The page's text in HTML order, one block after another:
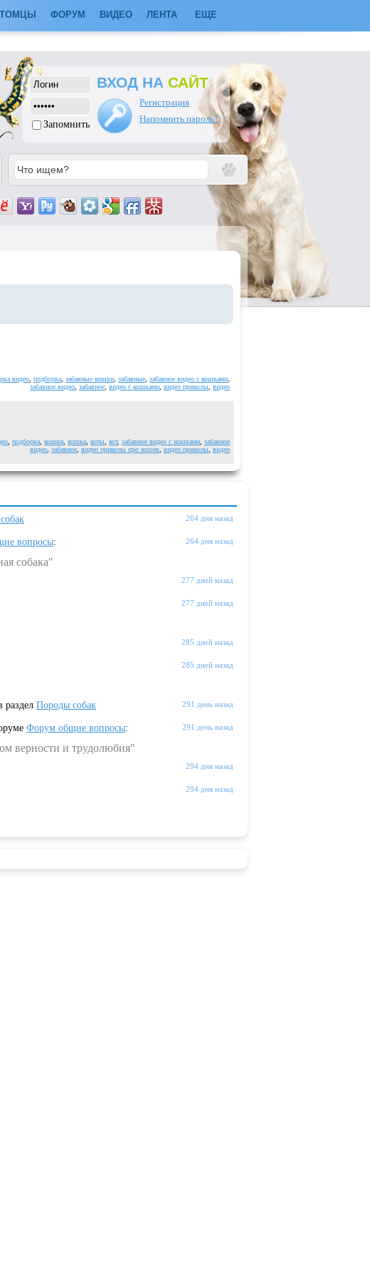
ФОРУМ ВИДЕО ЛЕНТА ЕЩЕ
Запомнить
ВХОД НА САЙТ
Регистрация
Напомнить пароль?
видео подборка забавные кошки забавные забавное видео с кошками
забавное видео забавное видео с кошками видео приколы видео
подборка кошки кошка коты кот, забавное видео с кошками забавное
видео забавное видео приколы про кошек видео приколы видео
264 дня назад
264 дня назад
вопросы:
собака"
277 дней назад
277 дней назад
285 дней назад
285 дней назад
291 день назад
раздел Породы собак
291 день назад
Форум общие вопросы:
верности и трудолюбия"
294 дня назад
294 дня назад